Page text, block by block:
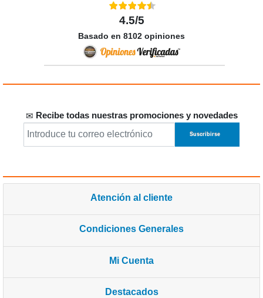
4.5/5
Basado en 8102 opiniones
Recibe todas nuestras promociones y novedades
Atención al cliente
Condiciones Generales
Mi Cuenta
Destacados